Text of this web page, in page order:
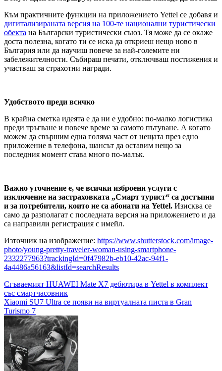
Към практичните функции на приложението Yettel се добавя и
дигитализираната версия на 100-те национални туристически
обекта на Български туристически съюз. Тя може да се окаже
доста полезна, когато ти се иска да откриеш нещо ново в
България или да научиш повече за най-големите ни
забележителности. Събираш печати, отключваш постижения и
участваш за страхотни награди.
Удобството преди всичко
В крайна сметка идеята е да ни е удобно: по-малко логистика
преди тръгване и повече време за самото пътуване. А когато
можем да свършим една голяма част от нещата през едно
приложение в телефона, шансът да оставим нещо за
последния момент става много по-малък.
Важно уточнение е, че всички изброени услуги с
изключение на застраховката „Смарт турист“ са достъпни
и за потребители, които не са абонати на Yettel. Изисква се
само да разполагат с последната версия на приложението и да
са направили регистрация с имейл.
Източник на изображение: https://www.shutterstock.com/image-
photo/young-pretty-traveler-woman-using-smartphone-
2332277963?trackingId=0f47982b-eb10-42ac-94f1-
4a4486a56163&listId=searchResults
Навигация
Сгъваемият HUAWEI Mate X7 дебютира в Yettel в комплект
със смартчасовник
Xiaomi SU7 Ultra се появи на виртуалната писта в Gran
Turismo 7